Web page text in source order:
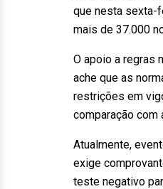
que nesta sexta-
mais de 37.000
O apoio a regras
ache que as
restrições em
comparação com
Atualmente,
exige
teste negativo